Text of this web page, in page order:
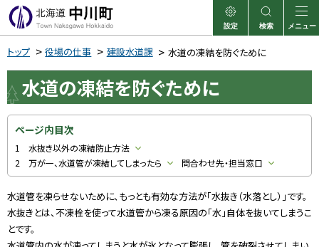
本
へ
メ
ニ
ュ
中川町 表示
設定
検索
サイト内検索
メニュー
トップ 役場の仕事 建設水道課 水道の凍結を防ぐために
水道の凍結を防ぐために
ページ内目次
1 水抜き以外の凍結防止方法
2 万が一、水道管が凍結してしまったら
問合わせ先・担当窓口
水道管を凍らせないために、もっとも有効な方法が「水抜き（水落とし）」です。
水抜きとは、不凍栓を使って水道管から凍る原因の「水」自体を抜いてしまうこ
とです。